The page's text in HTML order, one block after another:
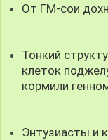
От ГМ-сои
Тонкий
клеток
кормили
Энтузиасты и